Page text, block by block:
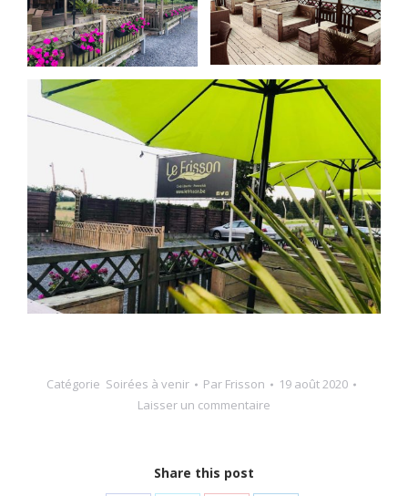
Catégorie Soirées à venir Par Frisson
19 août 2020
Laisser un commentaire
Share this post